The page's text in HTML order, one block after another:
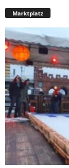
Marktplatz